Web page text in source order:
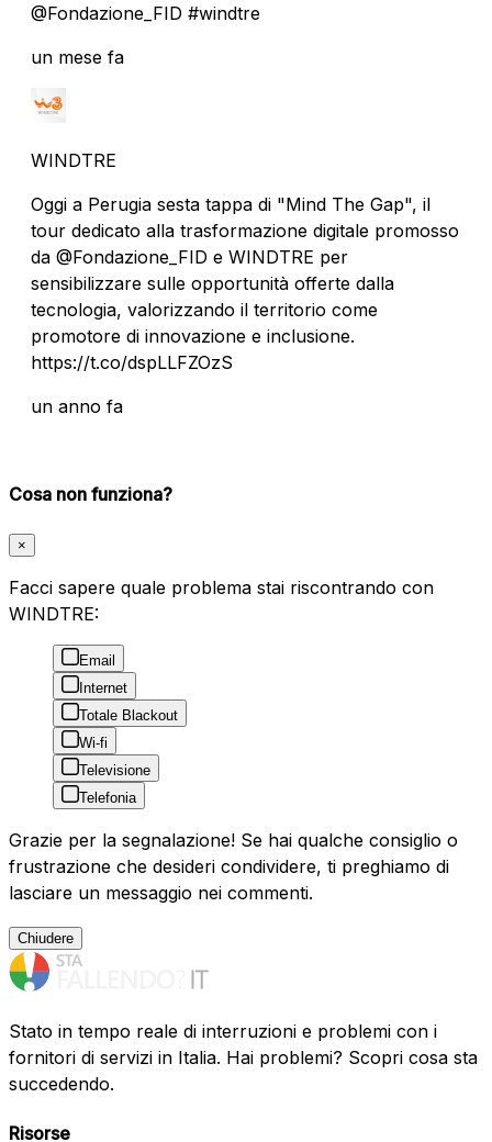
@Fondazione_FID #windtre
un mese fa
WINDTRE
Oggi a Perugia sesta tappa di "Mind The Gap", il
tour dedicato alla trasformazione digitale promosso
da @Fondazione_FID e WINDTRE per
sensibilizzare sulle opportunità offerte dalla
tecnologia, valorizzando il territorio come
promotore di innovazione e inclusione.
https://t.co/dspLLFZOzS
un anno fa
Cosa non funziona?
×
Facci sapere quale problema stai riscontrando con
WINDTRE:
Email
Internet
Totale Blackout
Wi-fi
Televisione
Telefonia
Grazie per la segnalazione! Se hai qualche consiglio o
frustrazione che desideri condividere, ti preghiamo di
lasciare un messaggio nei commenti.
Chiudere
Stato in tempo reale di interruzioni e problemi con i
fornitori di servizi in Italia. Hai problemi? Scopri cosa sta
succedendo.
Risorse